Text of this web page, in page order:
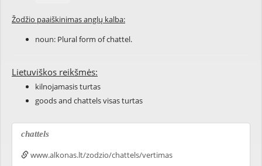
Žodžio paaiškinimas anglų kalba:
noun: Plural form ofchattel.
Lietuviškos reikšmės:
kilnojamasis turtas
goods and chattels visas turtas
chattels
www.alkonas.lt/zodzio/chattels/vertimas